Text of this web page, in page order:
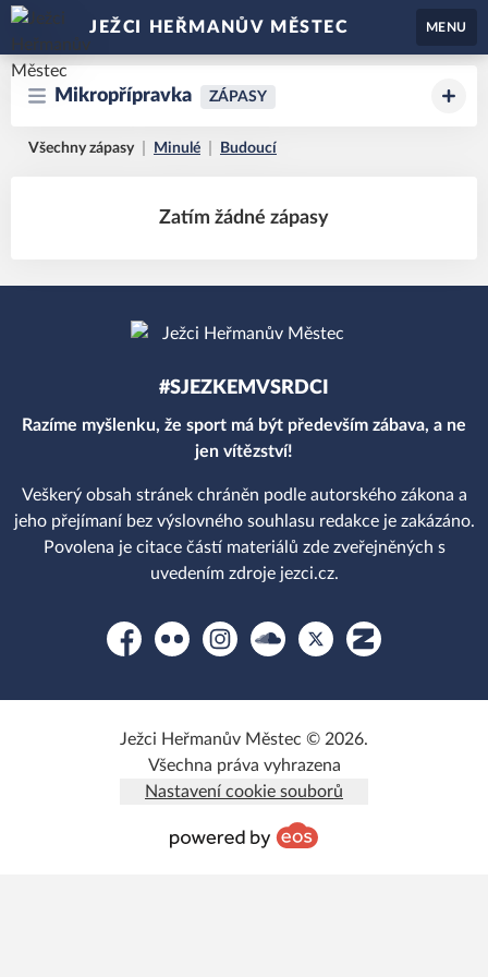
JEŽCI HEŘMANŮV MĚSTEC MENU
Mikropřípravka ZÁPASY
Všechny zápasy Minulé Budoucí
Zatím žádné zápasy
#SJEZKEMVSRDCI
Razíme myšlenku, že sport má být především zábava, a ne
jen vítězství!
Veškerý obsah stránek chráněn podle autorského zákona a
jeho přejímaní bez výslovného souhlasu redakce je zakázáno.
Povolena je citace částí materiálů zde zveřejněných s
uvedením zdroje jezci.cz.
FacebookFlickr InstagramSoundcloudPlatform XZonerama
Ježci Heřmanův Městec © 2026.
Všechna práva vyhrazena
Nastavení cookie souborů